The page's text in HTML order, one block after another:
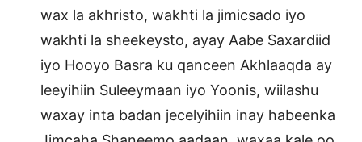
wax la akhristo, wakhti la jimicsado iyo
wakhti la sheekeysto, ayay Aabe Saxardiid
iyo Hooyo Basra ku qanceen Akhlaaqda ay
leeyihiin Suleeymaan iyo Yoonis, wiilashu
waxay inta badan jecelyihiin inay habeenka